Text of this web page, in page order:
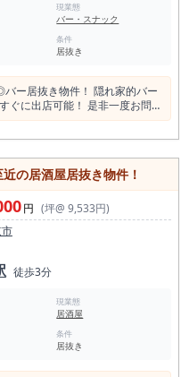
現業態
バー・スナック
条件
居抜き
ー居抜き物件！ 隠れ家的バー
ぐに出店可能！ 是非一度お問い
の居酒屋居抜き物件！
円 (坪@ 9,533円)
徒歩3分
現業態
居酒屋
条件
居抜き